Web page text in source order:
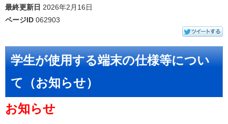
最終更新日 2026年2月16日
ページID 062903
学生が使用する端末の仕様等につい
て（お知らせ）
お知らせ